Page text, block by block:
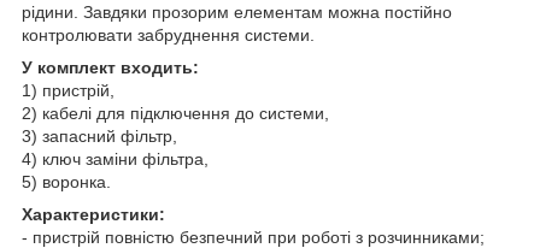
рідини. Завдяки прозорим елементам можна постійно
контролювати забруднення системи.
У комплект входить:
1) пристрій,
2) кабелі для підключення до системи,
3) запасний фільтр,
4) ключ заміни фільтра,
5) воронка.
Характеристики:
- пристрій повністю безпечний при роботі з розчинниками;